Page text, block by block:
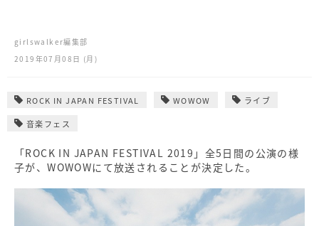
girlswalker編集部
2019年07月08日 (月)
ROCK IN JAPAN FESTIVAL WOWOW ライブ
音楽フェス
「ROCK IN JAPAN FESTIVAL 2019」全5日間の公演の様
子が、WOWOWにて放送されることが決定した。